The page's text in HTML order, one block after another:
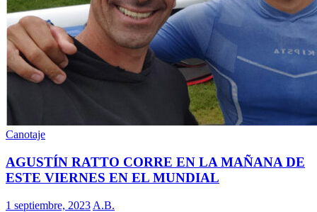
Canotaje
AGUSTÍN RATTO CORRE EN LA MAÑANA DE
ESTE VIERNES EN EL MUNDIAL
1 septiembre, 2023 A.B.